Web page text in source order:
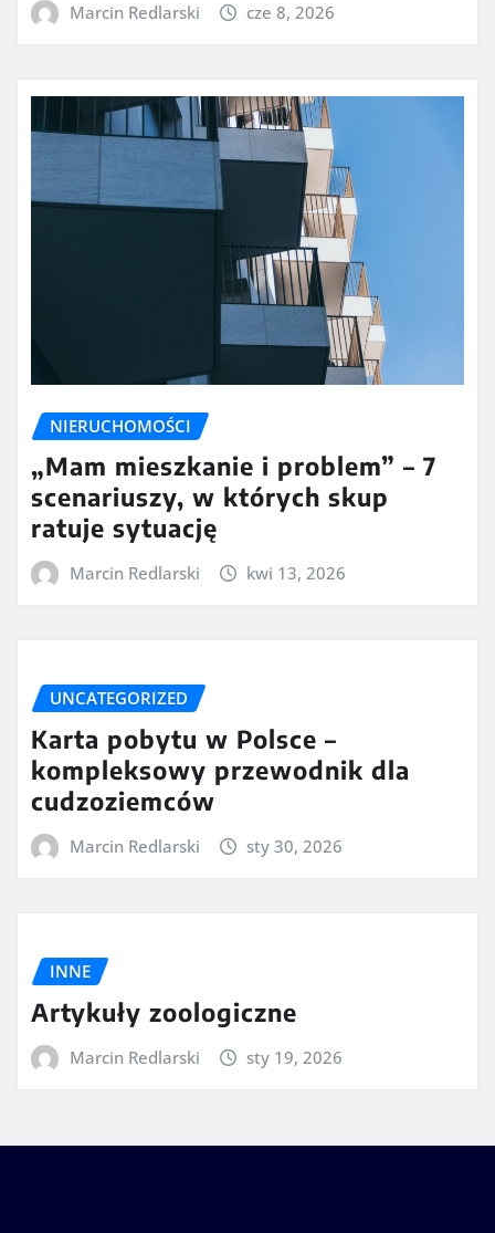
Marcin Redlarski cze 8, 2026
NIERUCHOMOŚCI
„Mam mieszkanie i problem” – 7
scenariuszy, w których skup
ratuje sytuację
Marcin Redlarski kwi 13, 2026
UNCATEGORIZED
Karta pobytu w Polsce –
kompleksowy przewodnik dla
cudzoziemców
Marcin Redlarski sty 30, 2026
INNE
Artykuły zoologiczne
Marcin Redlarski sty 19, 2026